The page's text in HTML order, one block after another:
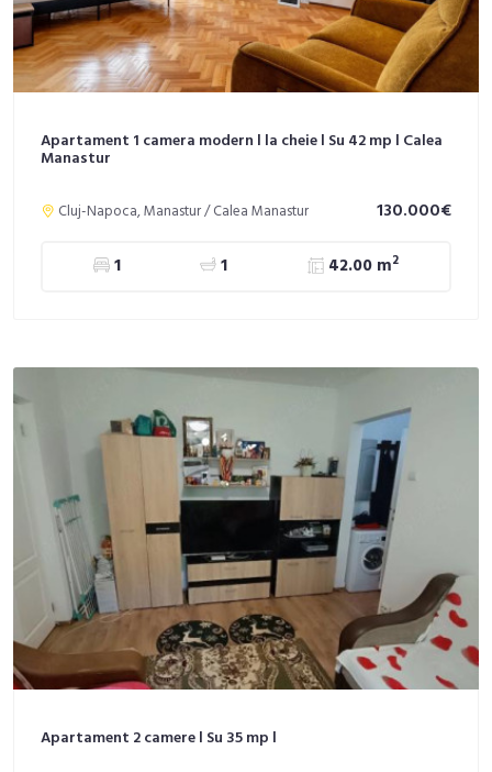
Apartament 1 camera modern l la cheie l Su 42 mp l Calea
Manastur
Cluj-Napoca, Manastur / Calea Manastur 130.000€
1 1 42.00 m2
Apartament 2 camere l Su 35 mp l